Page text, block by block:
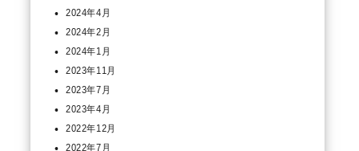
2024年4月
2024年2月
2024年1月
2023年11月
2023年7月
2023年4月
2022年12月
2022年7月